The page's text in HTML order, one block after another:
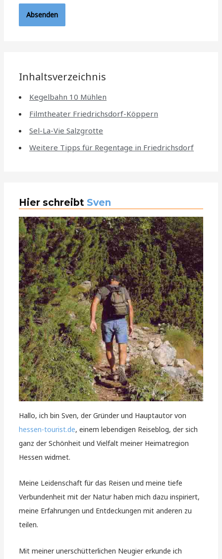
Inhaltsverzeichnis
Kegelbahn 10 Mühlen
Filmtheater Friedrichsdorf-Köppern
Sel-La-Vie Salzgrotte
Weitere Tipps für Regentage in Friedrichsdorf
Hier schreibt Sven
Hallo, ich bin Sven, der Gründer und Hauptautor von
hessen-tourist.de, einem lebendigen Reiseblog, der sich
ganz der Schönheit und Vielfalt meiner Heimatregion
Hessen widmet.
Meine Leidenschaft für das Reisen und meine tiefe
Verbundenheit mit der Natur haben mich dazu inspiriert,
meine Erfahrungen und Entdeckungen mit anderen zu
teilen.
Mit meiner unerschütterlichen Neugier erkunde ich